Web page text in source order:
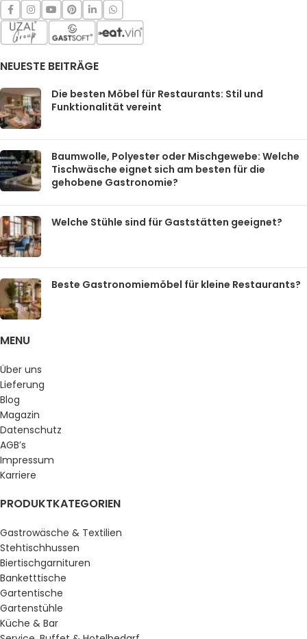
NEUESTE BEITRÄGE
Die besten Möbel für Restaurants: Stil und
Funktionalität vereint
Baumwolle, Polyester oder Mischgewebe: Welche
Tischwäsche eignet sich am besten für die
gehobene Gastronomie?
Welche Stühle sind für Gaststätten geeignet?
Beste Gastronomiemöbel für kleine Restaurants?
MENU
Über uns
Lieferung
Blog
Magazin
Datenschutz
AGB’s
Impressum
Karriere
PRODUKTKATEGORIEN
Gastrowäsche & Textilien
Stehtischhussen
Biertischgarnituren
Banketttische
Gartentische
Gartenstühle
Küche & Bar